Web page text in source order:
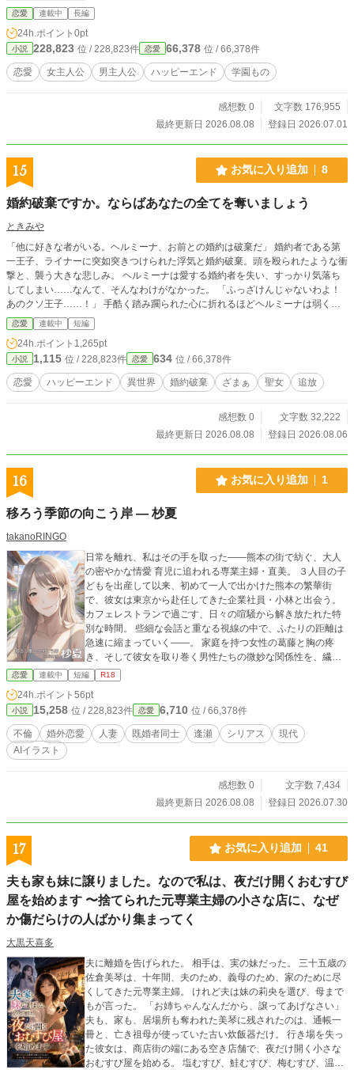
そんなクラスメイトとの１年間に襲いかかる壁。その壁を姉
弟と乗り越えていく、色と音楽が紡ぐ、ゲーム風に読む、ダ
ーク恋愛学園短編オムニバス物語です。
恋愛 連載中 長編
24h.ポイント 0pt
小説 228,823 位 / 228,823件 恋愛 66,378 位 / 66,378件
恋愛 女主人公 男主人公 ハッピーエンド 学園もの
感想数 0
文字数 176,955
最終更新日 2026.08.08
登録日 2026.07.01
15 お気に入り追加 8
婚約破棄ですか。ならばあなたの全てを奪いましょう
ときみや
「他に好きな者がいる。ヘルミーナ、お前との婚約は破棄だ」 婚約者である第
一王子、ライナーに突如突きつけられた浮気と婚約破棄。頭を殴られたような衝
撃と、襲う大きな悲しみ。 ヘルミーナは愛する婚約者を失い、すっかり気落ち
してしまい……なんて、そんなわけがなかった。 「ふっざけんじゃないわよ！
あのクソ王子……！」 手酷く踏み躙られた心に折れるほどヘルミーナは弱くは
なかった。『恨みは全力で晴らす』が母の教え。 「首を洗って待っていなさ
い。わたくしと共に全てを失う日はすぐそこでしてよ！」 公爵令嬢であり、聖
女でもあるヘルミーナは、これまでライナーに尽くしてきたその敏腕をもって、
全力で復讐を遂げる。
恋愛 連載中 短編
24h.ポイント 1,265pt
小説 1,115 位 / 228,823件 恋愛 634 位 / 66,378件
恋愛 ハッピーエンド 異世界 婚約破棄 ざまぁ 聖女 追放
感想数 0
文字数 32,222
最終更新日 2026.08.08
登録日 2026.08.06
16 お気に入り追加 1
移ろう季節の向こう岸 ― 杪夏
takanoRINGO
日常を離れ、私はその手を取った――熊本の街で紡ぐ、大人
の密やかな情愛 育児に追われる専業主婦・直美。 ３人目の子
どもを出産して以来、初めて一人で出かけた熊本の繁華街
で、彼女は東京から赴任してきた企業社員・小林と出会う。
カフェレストランで過ごす、日々の喧騒から解き放たれた特
別な時間。 些細な会話と重なる視線の中で、ふたりの距離は
急速に縮まっていく――。 家庭を持つ女性の葛藤と胸の疼
き、そして彼女を取り巻く男性たちの微妙な関係性を、繊細
な心理描写と濃密な官能で描く大人の物語。 ――― 創作・生
成したAIイラストを挿絵として掲載しております。 文章と画
像が織りなす『移ろう季節の向こう岸』の世界を、どうぞご
堪能ください。
恋愛 連載中 短編 R18
24h.ポイント 56pt
小説 15,258 位 / 228,823件 恋愛 6,710 位 / 66,378件
不倫 婚外恋愛 人妻 既婚者同士 逢瀬 シリアス
現代
AIイラスト
感想数 0
文字数 7,434
最終更新日 2026.08.08
登録日 2026.07.30
17 お気に入り追加 41
夫も家も妹に譲りました。なので私は、夜だけ開くおむすび
屋を始めます 〜捨てられた元専業主婦の小さな店に、なぜ
か傷だらけの人ばかり集まってく
大黒天喜多
夫に離婚を告げられた。 相手は、実の妹だった。 三十五歳の
佐倉美琴は、十年間、夫のため、義母のため、家のために尽
くしてきた元専業主婦。 けれど夫は妹の莉央を選び、母まで
もが言った。 「お姉ちゃんなんだから、譲ってあげなさい」
夫も、家も、居場所も奪われた美琴に残されたのは、通帳一
冊と、亡き祖母が使っていた古い炊飯器だけ。 行き場を失っ
た彼女は、商店街の端にある空き店舗で、夜だけ開く小さな
おむすび屋を始める。 塩むすび、鮭むすび、梅むすび、温か